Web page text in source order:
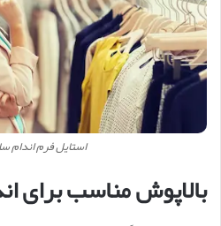
استایل فرم
بالاپوش مناسب برای